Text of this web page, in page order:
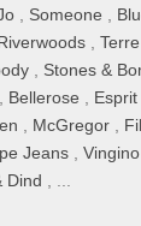
Someone
,Terre
Stones &
Bellerose Esprit
McGregor
Jeans ,Vingino
Dind